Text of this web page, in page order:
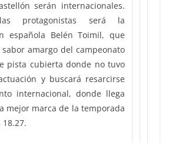
serán internacionales.
protagonistas será la
española Belén Toimil, que
amargo del campeonato
pista cubierta donde no tuvo
y buscará resarcirse
internacional, donde llega
mejor marca de la temporada